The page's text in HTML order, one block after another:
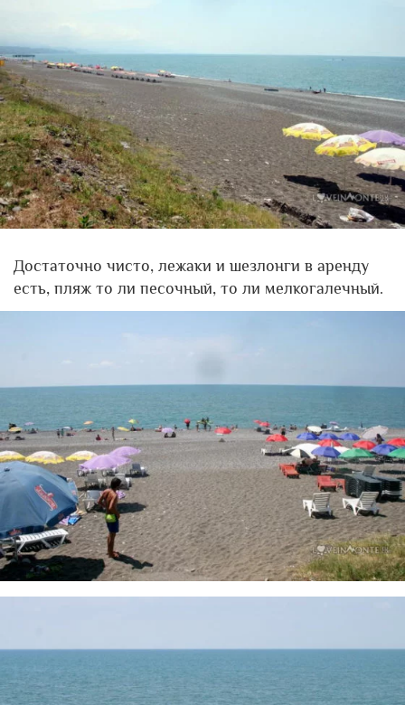
Достаточно чисто, лежаки и шезлонги в аренду
есть, пляж то ли песочный, то ли мелкогалечный.